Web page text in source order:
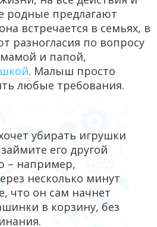
родные предлагают
встречается в семьях, в
разногласия по вопросу
и папой,
. Малыш просто
любые требования.
убирать игрушки
его другой
– например,
несколько минут
что он сам начнет
в корзину, без